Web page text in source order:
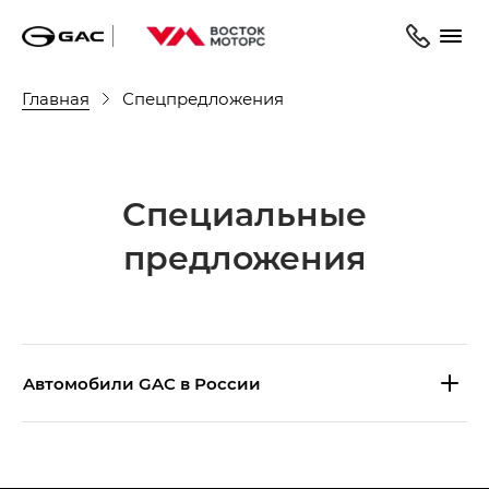
Главная Спецпредложения
Специальные
предложения
Aвтомобили GAC в России